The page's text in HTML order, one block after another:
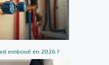
emboué en 2026 ?